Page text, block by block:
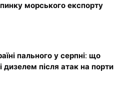
морського експорту
пального у серпні: що
дизелем після атак на порти